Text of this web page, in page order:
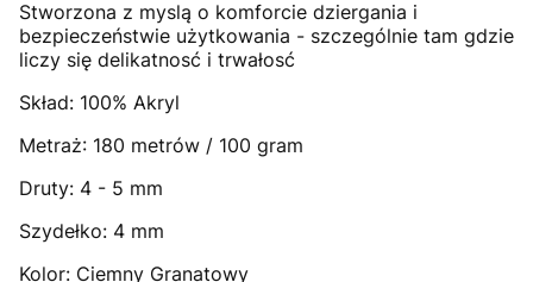
Stworzona z myslą o komforcie dziergania i
bezpieczeństwie użytkowania - szczególnie tam gdzie
liczy się delikatnosć i trwałosć
Skład: 100% Akryl
Metraż: 180 metrów / 100 gram
Druty: 4 - 5 mm
Szydełko: 4 mm
Kolor: Ciemny Granatowy